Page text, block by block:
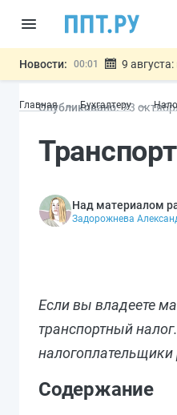
Новости: 00:01 9
07.08
07.08
Важно
Главная Бухгалтеру
Опубликовано: 23 окт
Над материалом
Задорожнева
Если вы владеете
транспортный
Содержание